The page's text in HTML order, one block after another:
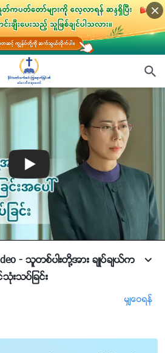
- သူတစ္ပါးတို႔အား ခ်ဳပ္ခ်ယ္က
းသပ္ျခင္း
မွ်ေဝရန္